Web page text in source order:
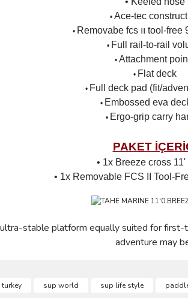
• Ace-tec
• Removabe fcs ıı tool-free
• Full rail-to-rail
• Attachment
• Flat deck
• Full deck pad (fit/
• Embossed eva
• Ergo-grip carry
PAKET
• 1x Breeze cross 11'
• 1x Removable FCS II Tool-
stable platform equally suited for
adventure may
Bu ürüne ilk yorumu siz
sup world sup life style